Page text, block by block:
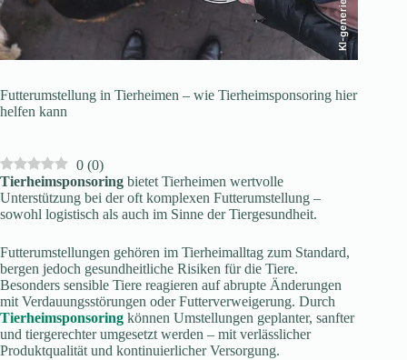
KI-generiert
Futterumstellung in Tierheimen – wie Tierheimsponsoring hier
helfen kann
0 (0)
Tierheimsponsoring bietet Tierheimen wertvolle
Unterstützung bei der oft komplexen Futterumstellung –
sowohl logistisch als auch im Sinne der Tiergesundheit.
Futterumstellungen gehören im Tierheimalltag zum Standard,
bergen jedoch gesundheitliche Risiken für die Tiere.
Besonders sensible Tiere reagieren auf abrupte Änderungen
mit Verdauungsstörungen oder Futterverweigerung. Durch
Tierheimsponsoring können Umstellungen geplanter, sanfter
und tiergerechter umgesetzt werden – mit verlässlicher
Produktqualität und kontinuierlicher Versorgung.